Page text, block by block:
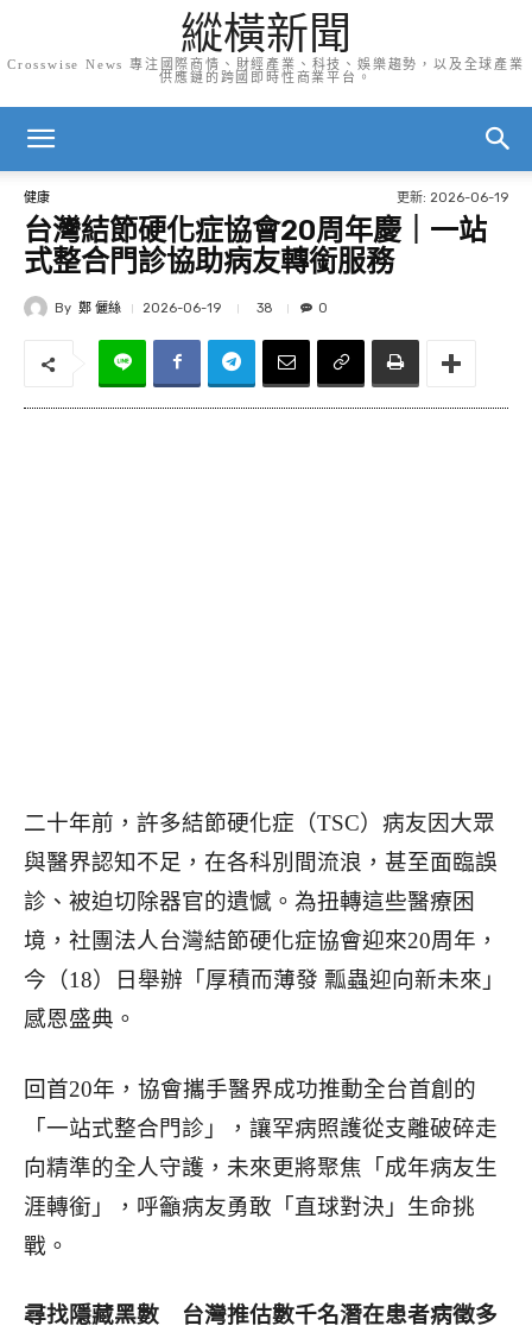
縱橫新聞
Crosswise News 專注國際商情、財經產業、科技、娛樂趨勢，以及全球產業
供應鏈的跨國即時性商業平台。
健康 更新: 2026-06-19
台灣結節硬化症協會20周年慶｜一站
式整合門診協助病友轉銜服務
By 鄭 儷絲 2026-06-19 38 0
二十年前，許多結節硬化症（TSC）病友因大眾
與醫界認知不足，在各科別間流浪，甚至面臨誤
診、被迫切除器官的遺憾。為扭轉這些醫療困
境，社團法人台灣結節硬化症協會迎來20周年，
今（18）日舉辦 「厚積而薄發 瓢蟲迎向新未來」
感恩盛典。
回首20年，協會攜手醫界成功推動全台首創的
「一站式整合門診」，讓罕病照護從支離破碎走
向精準的全人守護，未來更將聚焦「成年病友生
涯轉銜」，呼籲病友勇敢「直球對決」生命挑
戰。
尋找隱藏黑數 台灣推估數千名潛在患者病徵多